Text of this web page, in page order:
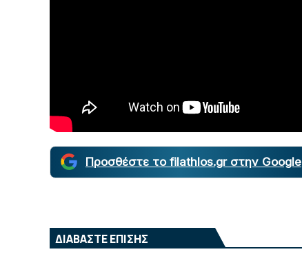
Προσθέστε το filathlos.gr στην Google
ΔΙΑΒΑΣΤΕ ΕΠΙΣΗΣ